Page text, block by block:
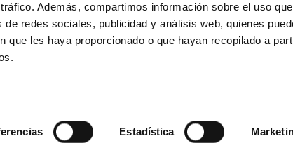
Además, compartimos información sobre el uso
redes sociales, publicidad y análisis web, quienes
que les haya proporcionado o que hayan recopilado a
Estadística